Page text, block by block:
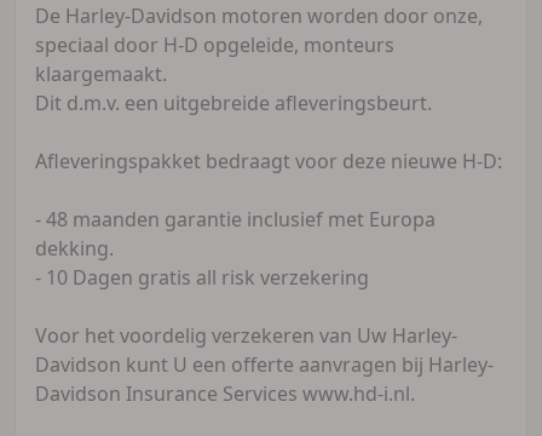
De Harley-Davidson motoren worden door onze,
speciaal door H-D opgeleide, monteurs
klaargemaakt.
Dit d.m.v. een uitgebreide afleveringsbeurt.
Afleveringspakket bedraagt voor deze nieuwe H-D:
- 48 maanden garantie inclusief met Europa
dekking.
- 10 Dagen gratis all risk verzekering
Voor het voordelig verzekeren van Uw Harley-
Davidson kunt U een offerte aanvragen bij Harley-
Davidson Insurance Services www.hd-i.nl.